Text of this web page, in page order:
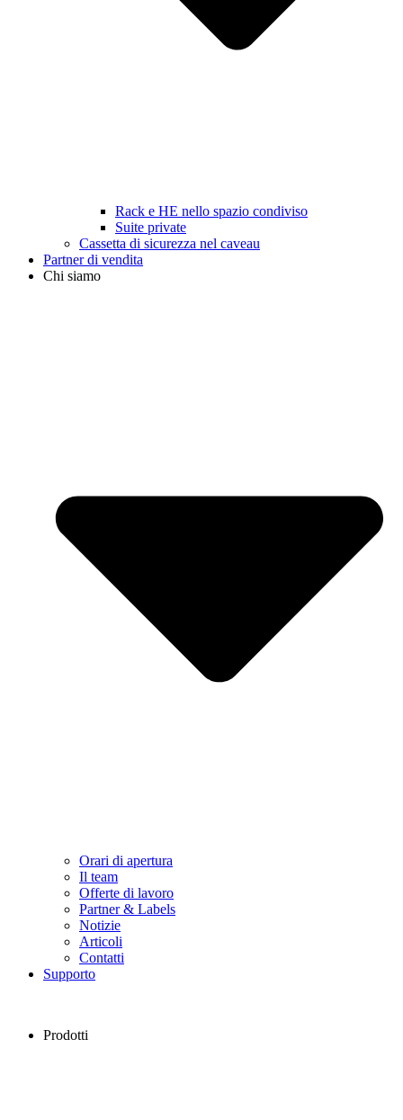
Rack e HE nello spazio condiviso
Suite private
Cassetta di sicurezza nel caveau
Partner di vendita
Chi siamo
Orari di apertura
Il team
Offerte di lavoro
Partner & Labels
Notizie
Articoli
Contatti
Supporto
Prodotti